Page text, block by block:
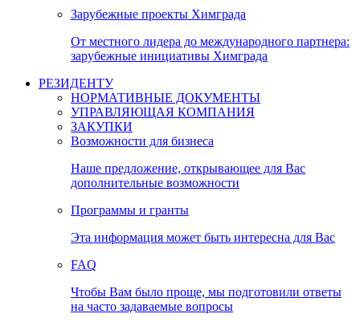
Зарубежные проекты Химграда
От местного лидера до международного партнера:
зарубежные инициативы Химграда
РЕЗИДЕНТУ
НОРМАТИВНЫЕ ДОКУМЕНТЫ
УПРАВЛЯЮЩАЯ КОМПАНИЯ
ЗАКУПКИ
Возможности для бизнеса
Наше предложение, открывающее для Вас
дополнительные возможности
Программы и гранты
Эта информация может быть интересна для Вас
FAQ
Чтобы Вам было проще, мы подготовили ответы
на часто задаваемые вопросы